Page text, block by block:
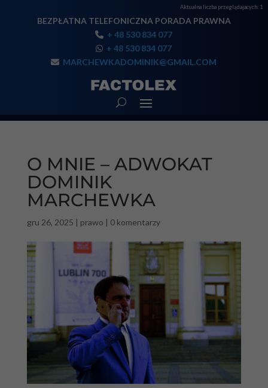
Aktualna liczba przeglądajacych: 1
BEZPŁATNA TELEFONICZNA PORADA PRAWNA
+ 48 530 834 077
+ 48 530 834 077
MARCHEWKADOMINIK@GMAIL.COM
O MNIE – ADWOKAT
DOMINIK
MARCHEWKA
gru 26, 2025 | prawo | 0 komentarzy